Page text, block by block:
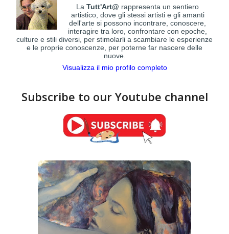
LaTutt'Art@ rappresenta un sentiero
artistico, dove gli stessi artisti e gli amanti
dell'arte si possono incontrare, conoscere,
interagire tra loro, confrontare con epoche,
culture e stili diversi, per stimolarli a scambiare le esperienze
e le proprie conoscenze, per poterne far nascere delle
nuove.
Visualizza il mio profilo completo
Subscribe to our Youtube channel